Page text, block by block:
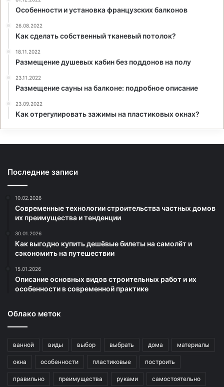
Особенности и установка французских балконов
26.08.2022
Как сделать собственный тканевый потолок?
18.11.2022
Размещение душевых кабин без поддонов на полу
23.11.2022
Размещение сауны на балконе: подробное описание
23.09.2022
Как отрегулировать зажимы на пластиковых окнах?
Последние записи
10.02.2026
Современные технологии строительства частных домов
их преимущества и тенденции
30.01.2026
Как выгодно купить дешёвые билеты на самолёт и
сэкономить на путешествии
15.01.2026
Описание основных видов строительных работ и их
особенности в современной практике
Облако меток
ванной виды выбор выбрать дома материалы
окна особенности пластиковые построить
правильно преимущества руками самостоятельно